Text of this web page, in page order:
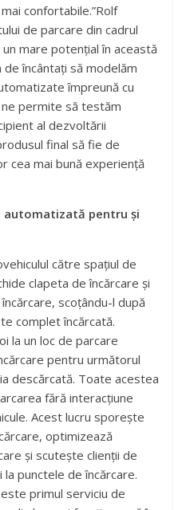
confortabile.”Rolf
de parcare din cadrul
mare potențial în această
încântați să modelăm
împreună cu
permite să testăm
al dezvoltării
final să fie de
cea mai bună experiență
automatizată pentru și
către spațiul de
clapeta de încărcare și
scoțându-l după
complet încărcată.
la un loc de parcare
pentru următorul
descărcată. Toate acestea
fără interacțiune
Acest lucru sporește
optimizează
și scutește clienții de
punctele de încărcare.
primul serviciu de